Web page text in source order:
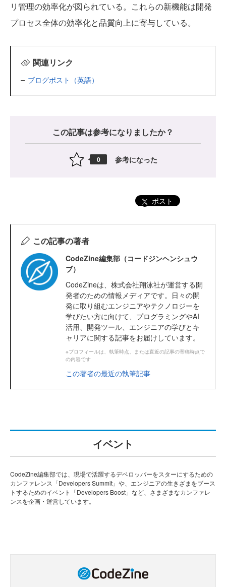
リ管理の効率化が図られている。これらの新機能は開発
プロセス全体の効率化と品質向上に寄与している。
関連リンク
ブログポスト（英語）
この記事は参考になりましたか？
0 参考になった
ポスト
この記事の著者
CodeZine編集部（コードジンヘンシュウ
ブ）
CodeZineは、株式会社翔泳社が運営する開
発者のための情報メディアです。日々の開
発に取り組むエンジニアやテクノロジーを
学びたい方に向けて、プログラミングやAI
活用、開発ツール、エンジニアの学びとキ
ャリアに関する記事をお届けしています。
※プロフィールは、執筆時点、または直近の記事の寄稿時点で
の内容です
この著者の最近の執筆記事
イベント
CodeZine編集部では、現場で活躍するデベロッパーをスターにするための
カンファレンス「Developers Summit」や、エンジニアの生きざまをブース
トするためのイベント「Developers Boost」など、さまざまなカンファレ
ンスを企画・運営しています。